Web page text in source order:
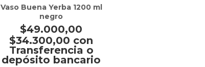
Vaso Buena Yerba 1200 ml
negro
$49.000,00
$34.300,00 con
Transferencia o
depósito bancario